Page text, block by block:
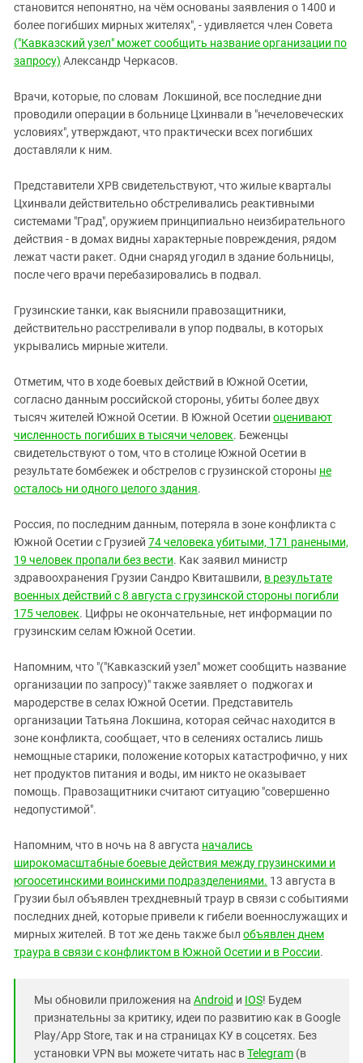
становится непонятно, на чём основаны заявления о 1400 и
более погибших мирных жителях", - удивляется член Совета
("Кавказский узел" может сообщить название организации по
запросу) Александр Черкасов.
Врачи, которые, по словам Локшиной, все последние дни
проводили операции в больнице Цхинвали в "нечеловеческих
условиях", утверждают, что практически всех погибших
доставляли к ним.
Представители ХРВ свидетельствуют, что жилые кварталы
Цхинвали действительно обстреливались реактивными
системами "Град", оружием принципиально неизбирательного
действия - в домах видны характерные повреждения, рядом
лежат части ракет. Одни снаряд угодил в здание больницы,
после чего врачи перебазировались в подвал.
Грузинские танки, как выяснили правозащитники,
действительно расстреливали в упор подвалы, в которых
укрывались мирные жители.
Отметим, что в ходе боевых действий в Южной Осетии,
согласно данным российской стороны, убиты более двух
тысяч жителей Южной Осетии. В Южной Осетии оценивают
численность погибших в тысячи человек. Беженцы
свидетельствуют о том, что в столице Южной Осетии в
результате бомбежек и обстрелов с грузинской стороны не
осталось ни одного целого здания.
Россия, по последним данным, потеряла в зоне конфликта с
Южной Осетии с Грузией 74 человека убитыми, 171 ранеными,
19 человек пропали без вести. Как заявил министр
здравоохранения Грузии Сандро Квиташвили, в результате
военных действий с 8 августа с грузинской стороны погибли
175 человек. Цифры не окончательные, нет информации по
грузинским селам Южной Осетии.
Напомним, что "("Кавказский узел" может сообщить название
организации по запросу)" также заявляет о поджогах и
мародерстве в селах Южной Осетии. Представитель
организации Татьяна Локшина, которая сейчас находится в
зоне конфликта, сообщает, что в селениях остались лишь
немощные старики, положение которых катастрофично, у них
нет продуктов питания и воды, им никто не оказывает
помощь. Правозащитники считают ситуацию "совершенно
недопустимой".
Напомним, что в ночь на 8 августа начались
широкомасштабные боевые действия между грузинскими и
югоосетинскими воинскими подразделениями. 13 августа в
Грузии был объявлен трехдневный траур в связи с событиями
последних дней, которые привели к гибели военнослужащих и
мирных жителей. В тот же день также был объявлен днем
траура в связи с конфликтом в Южной Осетии и в России.
Мы обновили приложения на Android и IOS! Будем
признательны за критику, идеи по развитию как в Google
Play/App Store, так и на страницах КУ в соцсетях. Без
установки VPN вы можете читать нас вTelegram (в